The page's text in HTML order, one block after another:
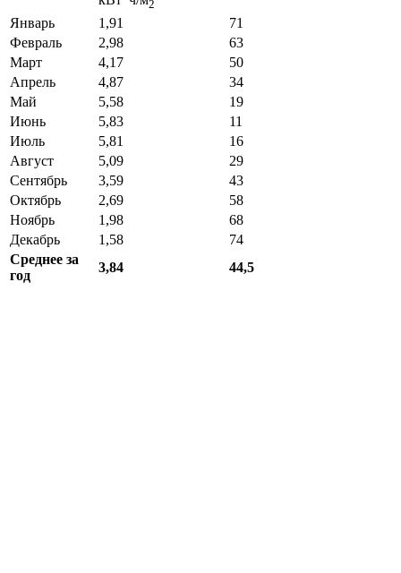
2
Январь
1,91
71
Февраль
2,98
63
Март
4,17
50
Апрель
4,87
34
Май
5,58
19
Июнь
5,83
11
Июль
5,81
16
Август
5,09
29
Сентябрь
3,59
43
Октябрь
2,69
58
Ноябрь
1,98
68
Декабрь
1,58
74
Среднее за
год
3,84 44,5